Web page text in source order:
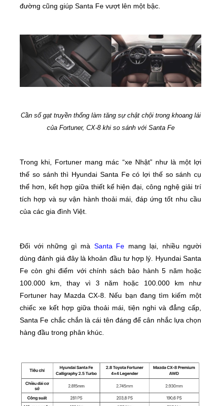
đường cũng giúp Santa Fe vượt lên một bậc.
Cần số gạt truyền thống làm tăng sự chật chội trong khoang lái
của Fortuner, CX-8 khi so sánh với Santa Fe
Trong khi, Fortuner mang mác “xe Nhật” như là một lợi
thế so sánh thì Hyundai Santa Fe có lợi thế so sánh cụ
thể hơn, kết hợp giữa thiết kế hiện đại, công nghệ giải trí
tích hợp và sự vận hành thoải mái, đáp ứng tốt nhu cầu
của các gia đình Việt.
Đối với những gì mà Santa Fe mang lại, nhiều người
dùng đánh giá đây là khoản đầu tư hợp lý. Hyundai Santa
Fe còn ghi điểm với chính sách bảo hành 5 năm hoặc
100.000 km, thay vì 3 năm hoặc 100.000 km như
Fortuner hay Mazda CX-8. Nếu bạn đang tìm kiếm một
chiếc xe kết hợp giữa thoải mái, tiện nghi và đẳng cấp,
Santa Fe chắc chắn là cái tên đáng để cân nhắc lựa chọn
hàng đầu trong phân khúc.